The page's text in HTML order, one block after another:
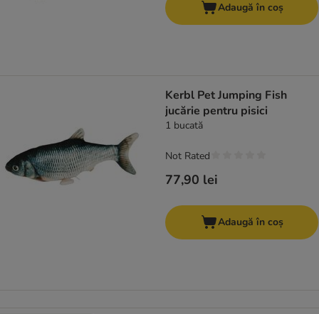
Adaugă în coș
Kerbl Pet Jumping Fish
jucărie pentru pisici
1 bucată
77,90 lei
Not Rated
Adaugă în coș